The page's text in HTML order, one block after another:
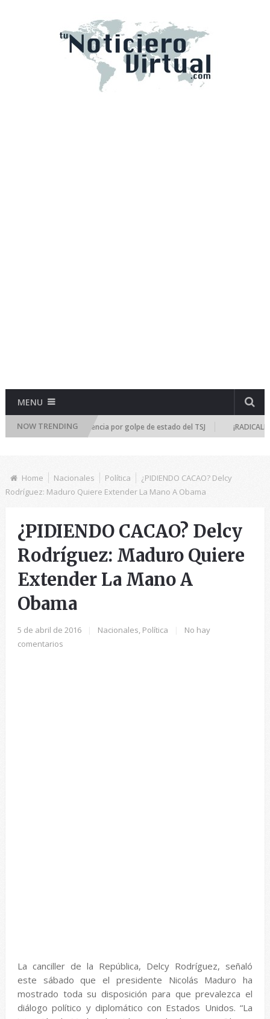
MENU
NOW TRENDING
se reúne de emergencia por golpe de estado del TSJ ¡RADICALIZA
Home Nacionales Política
¿PIDIENDO CACAO? Delcy
Rodríguez: Maduro Quiere Extender La Mano A Obama
¿PIDIENDO CACAO? Delcy
Rodríguez: Maduro Quiere
Extender La Mano A
Obama
5 de abril de 2016 Nacionales, Política
No hay
comentarios
La canciller de la República, Delcy Rodríguez, señaló
este sábado que el presidente Nicolás Maduro ha
mostrado toda su disposición para que prevalezca el
diálogo político y diplomático con Estados Unidos. “La